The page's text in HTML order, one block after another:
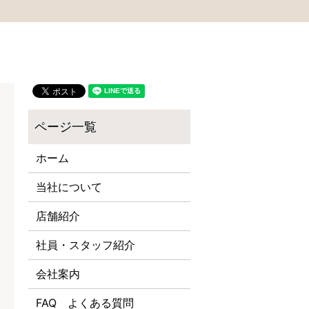
ホーム
当社について
店舗紹介
社員・スタッフ紹介
会社案内
FAQ よくある質問